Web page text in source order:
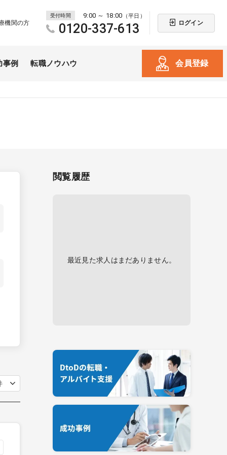
機関の方
受付時間 9:00 ～ 18:00 （平日）
0120-337-613 ログイン
事例 転職ノウハウ 会員登録
閲覧履歴
最近見た求人はまだありません。